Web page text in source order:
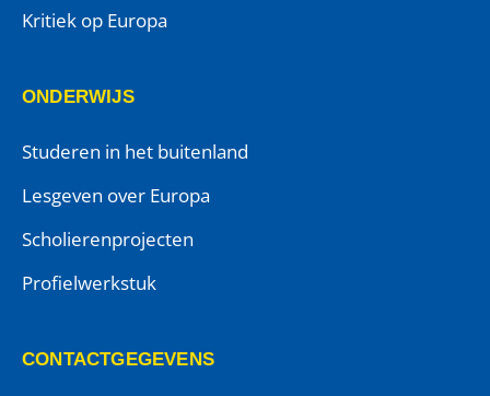
Kritiek op Europa
ONDERWIJS
Studeren in het buitenland
Lesgeven over Europa
Scholierenprojecten
Profielwerkstuk
CONTACTGEGEVENS